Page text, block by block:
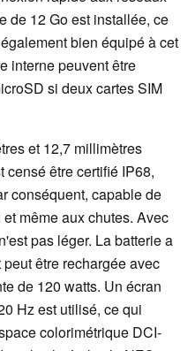
de 12 Go est installée, ce
bien équipé à cet
interne peuvent être
si deux cartes SIM
et 12,7 millimètres
censé être certifié IP68,
conséquent, capable de
même aux chutes. Avec
pas léger. La batterie a
être rechargée avec
de 120 watts. Un écran
Hz est utilisé, ce qui
colorimétrique DCI-